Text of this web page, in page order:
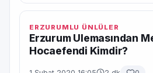
ERZURUMLU ÜNLÜLER
Erzurum Ulemasından
Hocaefendi Kimdir?